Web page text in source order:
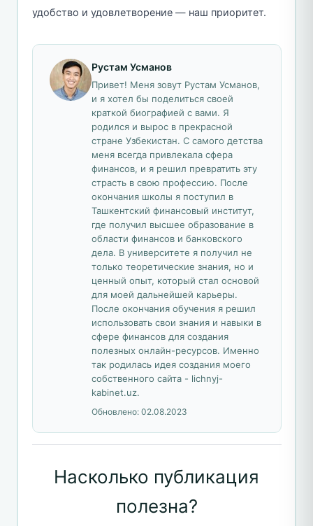
удобство и удовлетворение — наш приоритет.
Рустам Усманов
Привет! Меня зовут Рустам Усманов,
и я хотел бы поделиться своей
краткой биографией с вами. Я
родился и вырос в прекрасной
стране Узбекистан. С самого детства
меня всегда привлекала сфера
финансов, и я решил превратить эту
страсть в свою профессию. После
окончания школы я поступил в
Ташкентский финансовый институт,
где получил высшее образование в
области финансов и банковского
дела. В университете я получил не
только теоретические знания, но и
ценный опыт, который стал основой
для моей дальнейшей карьеры.
После окончания обучения я решил
использовать свои знания и навыки в
сфере финансов для создания
полезных онлайн-ресурсов. Именно
так родилась идея создания моего
собственного сайта - lichnyj-
kabinet.uz.
Обновлено: 02.08.2023
Насколько публикация
полезна?